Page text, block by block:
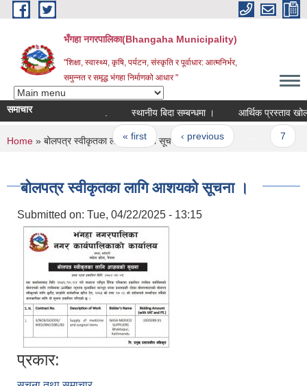
Skip to main content
भँगहा नगरपालिका(Bhangaha Municipality)
"शिक्षा, स्वास्थ्य, कृषि, पर्यटन, संस्कृति र पूर्वाधार: आत्मनिर्भर,
समुन्नत र समृद्ध भंगहा निर्माणको आधार "
समाचार स्थानीय बिदा सम्बन्धमा । आर्थिक प्रस्ताव
Pages
« first ‹ previous
You are here
Home » बोलपत्र स्वीकृतका लागि आशयको सूचना ।
बोलपत्र स्वीकृतका लागि आशयको सूचना ।
Submitted on: Tue, 04/22/2025 - 13:15
प्रकार: